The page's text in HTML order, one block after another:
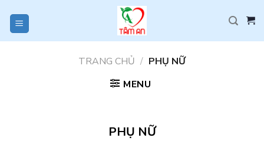
content
TRANG CHỦ / PHỤ NỮ
MENU
PHỤ NỮ